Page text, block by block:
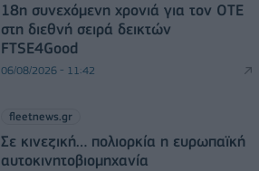
18η συνεχόμενη χρονιά για τον ΟΤΕ
στη διεθνή σειρά δεικτών
FTSE4Good
06/08/2026 - 11:42
fleetnews.gr
Σε κινεζική… πολιορκία η ευρωπαϊκή
αυτοκινητοβιομηχανία